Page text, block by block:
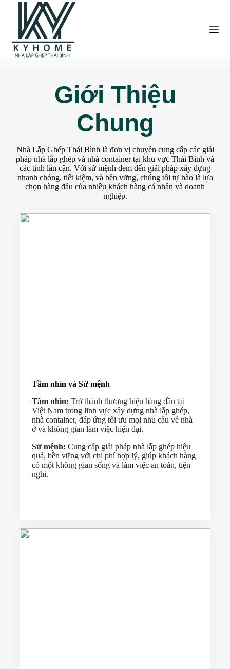
ể
Giới Thiệu
Chung
Nhà Lắp Ghép Thái Bình là đơn vị chuyên cung cấp các giải
pháp nhà lắp ghép và nhà container tại khu vực Thái Bình và
các tỉnh lân cận. Với sứ mệnh đem đến giải pháp xây dựng
nhanh chóng, tiết kiệm, và bền vững, chúng tôi tự hào là lựa
chọn hàng đầu của nhiều khách hàng cá nhân và doanh
nghiệp.
Tầm nhìn và Sứ mệnh
Tầm nhìn: Trở thành thương hiệu hàng đầu tại
Việt Nam trong lĩnh vực xây dựng nhà lắp ghép,
nhà container, đáp ứng tối ưu mọi nhu cầu về nhà
ở và không gian làm việc hiện đại.
Sứ mệnh: Cung cấp giải pháp nhà lắp ghép hiệu
quả, bền vững với chi phí hợp lý, giúp khách hàng
có một không gian sống và làm việc an toàn, tiện
nghi.